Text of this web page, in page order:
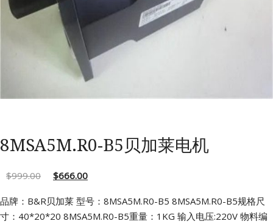
8MSA5M.R0-B5贝加莱电机
$999.00 $666.00
品牌：B&R贝加莱 型号：8MSA5M.R0-B5 8MSA5M.R0-B5规格尺
寸：40*20*20 8MSA5M.R0-B5重量：1KG 输入电压:220V 物料编